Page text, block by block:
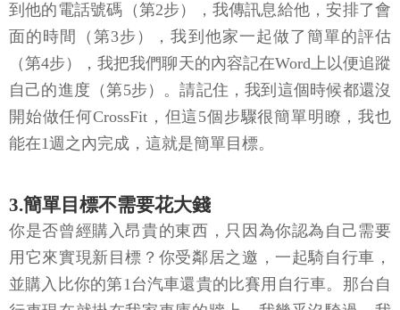
到他的電話號碼（第2步），我傳訊息給他，安排了會
面的時間（第3步），我到他家一起做了簡單的評估
（第4步），我把我們聊天的內容記在Word上以便追蹤
自己的進度（第5步）。請記住，我到這個時候都還沒
開始做任何CrossFit，但這5個步驟很簡單明瞭，我也
能在1週之內完成，這就是簡單目標。
3.簡單目標不需要花大錢
你是否曾經購入昂貴的東西，只因為你認為自己需要
用它來實現新目標？你受鄰居之邀，一起騎自行車，
並購入比你的第1台汽車還貴的比賽用自行車。那台自